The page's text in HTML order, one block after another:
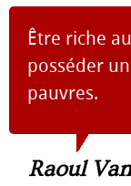
Être riche
posséder
pauvres.
Raoul